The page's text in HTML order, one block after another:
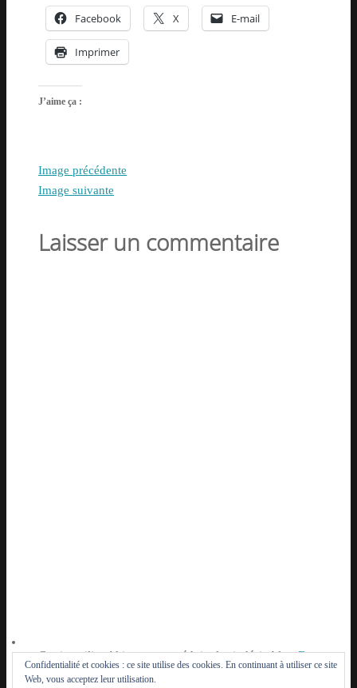
Facebook X E-mail
Imprimer
J’aime ça :
Image précédente
Image suivante
Laisser un commentaire
Ce site utilise Akismet pour réduire les indésirables.En
savoir plus sur la façon dont les données de vos
Confidentialité et cookies : ce site utilise des cookies. En continuant à utiliser ce site
Web, vous acceptez leur utilisation.